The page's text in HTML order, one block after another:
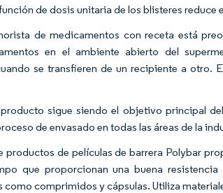
de dosis unitaria de los blisteres
de medicamentos con receta está
en el ambiente abierto del
se transfieren de un recipiente a otro.
sigue siendo el objetivo principal
de envasado en todas las áreas de la
productos de películas de barrera Polybar
que proporcionan una buena
comprimidos y cápsulas. Utiliza